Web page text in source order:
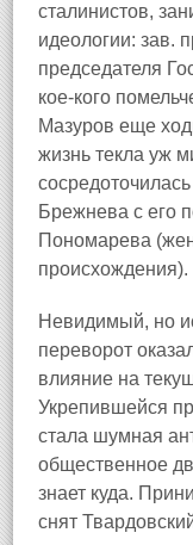
сталинистов,
идеологии: зав.
председателя
кое‑кого
Мазуров еще
жизнь текла уж
Брежнева с его
Пономарева
происхождения).
Невидимый, но
переворот
влияние на
Укрепившейся
стала шумная
общественное
знает куда.
снят